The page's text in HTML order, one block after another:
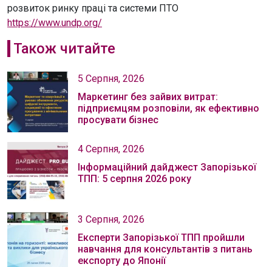
розвиток ринку праці та системи ПТО
https://www.undp.org/
Також читайте
5 Серпня, 2026
Маркетинг без зайвих витрат:
підприємцям розповіли, як ефективно
просувати бізнес
4 Серпня, 2026
Інформаційний дайджест Запорізької
ТПП: 5 серпня 2026 року
3 Серпня, 2026
Експерти Запорізької ТПП пройшли
навчання для консультантів з питань
експорту до Японії